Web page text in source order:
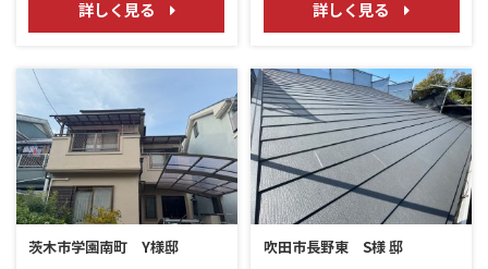
詳しく見る
詳しく見る
茨木市学園南町 Y様邸 吹田市長野東 S様 邸